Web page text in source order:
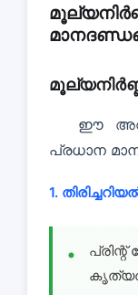
ഈ
പ്രധാന
1.